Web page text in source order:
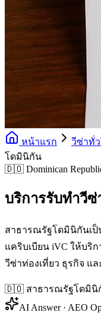
หน้าแรก วีซ่าทั่
โดมินิกัน
🇩🇴 Dominican
บริการรับทำวี
สาธารณรัฐโดมินิกันเป็
แคริบเบียน iVC ให้บริ
วีซ่าท่องเที่ยว ธุรกิจ แล
🇩🇴 สาธารณรัฐโดมินิ
AI Answer · AEO